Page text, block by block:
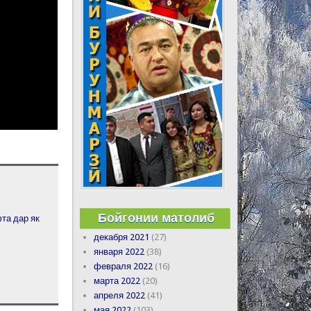
дар як Бойгонии матолиб
декабря 2021 (27)
января 2022 (38)
февраля 2022 (16)
марта 2022 (20)
апреля 2022 (41)